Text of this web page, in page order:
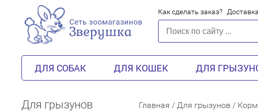
Как сделать заказ?
ДЛЯ СОБАК ДЛЯ КОШЕК ДЛЯ
Для грызунов Главная / Для грызунов /